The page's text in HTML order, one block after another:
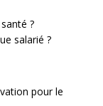
?
salarié ?
pour le